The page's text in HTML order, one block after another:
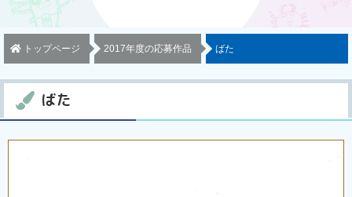
トップページ 2017年度の応募作品 ばた
ばた